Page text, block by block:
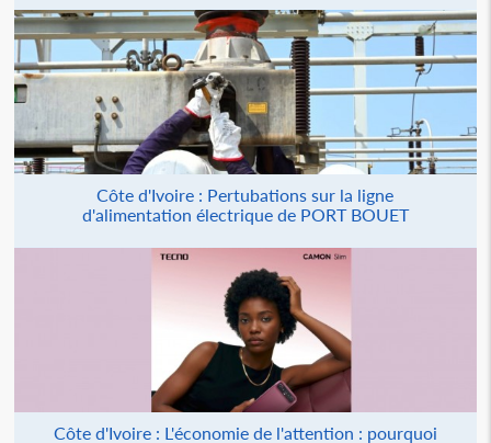
Côte d'Ivoire : Pertubations sur la ligne
d'alimentation électrique de PORT BOUET
Côte d'Ivoire : L'économie de l'attention : pourquoi